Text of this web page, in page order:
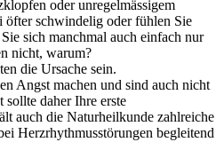
oder unregelmässigem
öfter schwindelig oder fühlen Sie
sich manchmal auch einfach nur
nicht, warum?
die Ursache sein.
Angst machen und sind auch nicht
daher Ihre erste
auch die Naturheilkunde zahlreiche
Herzrhythmusstörungen begleitend